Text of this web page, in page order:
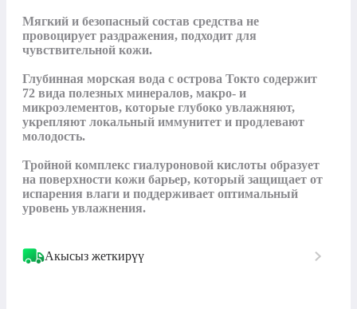
Мягкий и безопасный состав средства не
провоцирует раздражения, подходит для
чувствительной кожи.
Глубинная морская вода с острова Токто содержит
72 вида полезных минералов, макро- и
микроэлементов, которые глубоко увлажняют,
укрепляют локальный иммунитет и продлевают
молодость.
Тройной комплекс гиалуроновой кислоты образует
на поверхности кожи барьер, который защищает от
испарения влаги и поддерживает оптимальный
уровень увлажнения.
Акысыз жеткирүү